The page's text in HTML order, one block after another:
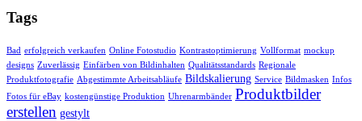
Tags
Bad erfolgreich verkaufen Online Fotostudio Kontrastoptimierung Vollformat mockup
designs Zuverlässig Einfärben von Bildinhalten Qualitätsstandards Regionale
Produktfotografie Abgestimmte Arbeitsabläufe Bildskalierung Service Bildmasken Infos
Fotos für eBay kostengünstige Produktion Uhrenarmbänder Produktbilder
erstellen gestylt